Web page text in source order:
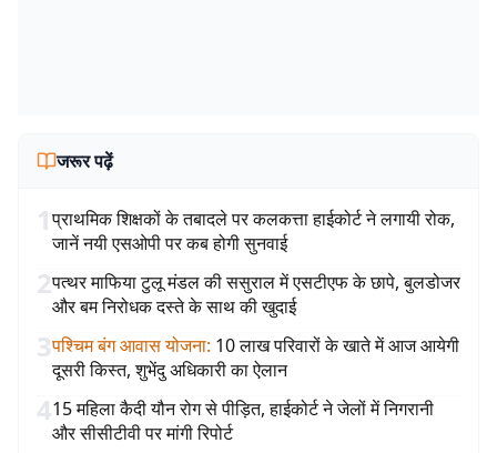
जरूर पढ़ें
1प्राथमिक शिक्षकों के तबादले पर कलकत्ता हाईकोर्ट ने लगायी रोक,
जानें नयी एसओपी पर कब होगी सुनवाई
2पत्थर माफिया टुलू मंडल की ससुराल में एसटीएफ के छापे, बुलडोजर
और बम निरोधक दस्ते के साथ की खुदाई
3पश्चिम बंग आवास योजना: 10 लाख परिवारों के खाते में आज आयेगी
दूसरी किस्त, शुभेंदु अधिकारी का ऐलान
415 महिला कैदी यौन रोग से पीड़ित, हाईकोर्ट ने जेलों में निगरानी
और सीसीटीवी पर मांगी रिपोर्ट